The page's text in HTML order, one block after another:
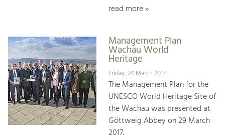
read more »
Management Plan
Wachau World
Heritage
Friday, 24 March 2017
The Management Plan for the
UNESCO World Heritage Site of
the Wachau was presented at
Göttweig Abbey on 29 March
2017.